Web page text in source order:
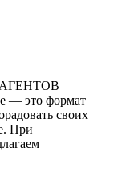
— это формат
своих
При